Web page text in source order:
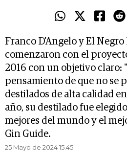
Franco D'Angelo y El Negro
comenzaron con el
2016 con un objetivo claro:
pensamiento de que no se
destilados de alta calidad
año, su destilado fue
mejores del mundo y el
Gin Guide.
25 Mayo de 2024 15.45